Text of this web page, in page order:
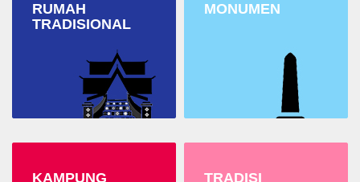
RUMAH
TRADISIONAL
MONUMEN
KAMPUNG
TRADISI